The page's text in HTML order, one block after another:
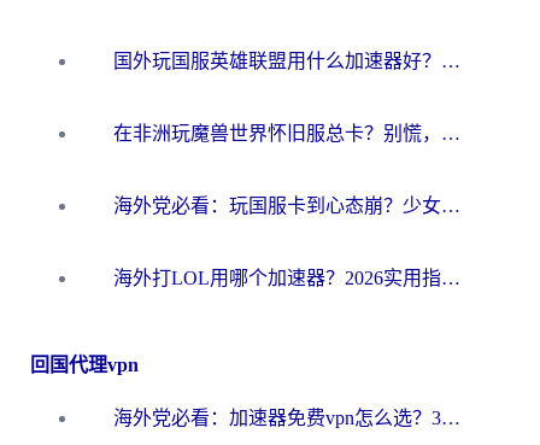
国外玩国服英雄联盟用什么加速器好？海外党亲测有效的国服游戏加速指南
在非洲玩魔兽世界怀旧服总卡？别慌，这份指南帮你丝滑开荒
海外党必看：玩国服卡到心态崩？少女前线云图计划加速器免费推荐+碧蓝航线足球世界流畅攻略
海外打LOL用哪个加速器？2026实用指南：从延迟到设备适配，一篇解决你的国服游戏痛点
回国代理vpn
海外党必看：加速器免费vpn怎么选？3步教你无缝访问国内资源